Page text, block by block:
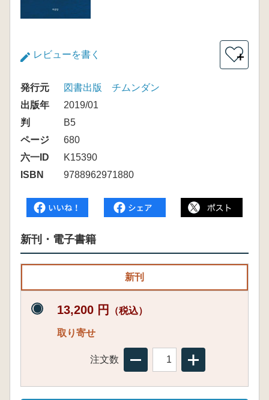
レビューを書く ＋
発行元
図書出版 チムンダン
出版年
2019/01
判
B5
ページ
680
六一ID
K15390
ISBN
9788962971880
新刊・電子書籍
新刊
13,200 円 （税込）
取り寄せ
注文数